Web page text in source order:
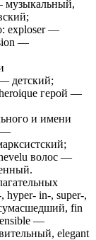
музыкальный,
exploser —
—
детский;
герой —
и имени
—
волос —
hyper- in-, super-,
fin
—
elegant